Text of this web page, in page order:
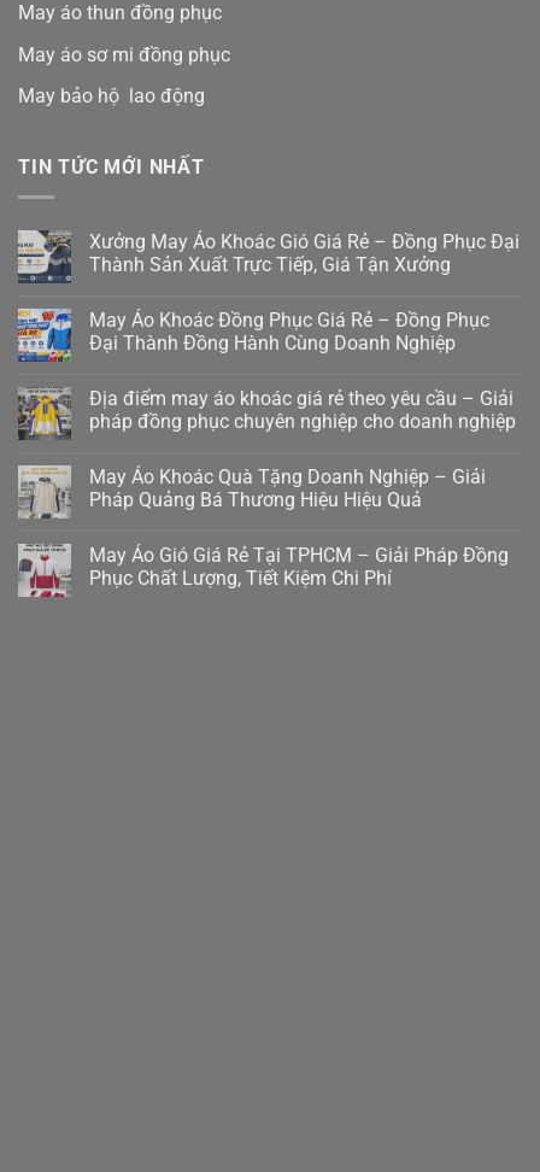
May áo thun đồng phục
May áo sơ mi đồng phục
May bảo hộ lao động
TIN TỨC MỚI NHẤT
Xưởng May Áo Khoác Gió Giá Rẻ – Đồng Phục Đại
Thành Sản Xuất Trực Tiếp, Giá Tận Xưởng
May Áo Khoác Đồng Phục Giá Rẻ – Đồng Phục
Đại Thành Đồng Hành Cùng Doanh Nghiệp
Địa điểm may áo khoác giá rẻ theo yêu cầu – Giải
pháp đồng phục chuyên nghiệp cho doanh nghiệp
May Áo Khoác Quà Tặng Doanh Nghiệp – Giải
Pháp Quảng Bá Thương Hiệu Hiệu Quả
May Áo Gió Giá Rẻ Tại TPHCM – Giải Pháp Đồng
Phục Chất Lượng, Tiết Kiệm Chi Phí